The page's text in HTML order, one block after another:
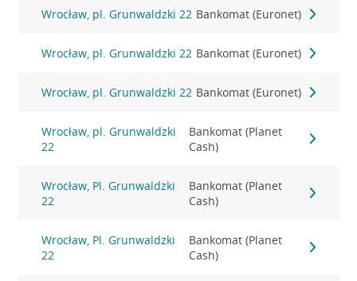
Wrocław, pl. Grunwaldzki 22 Bankomat (Euronet)
Wrocław, pl. Grunwaldzki 22 Bankomat (Euronet)
Wrocław, pl. Grunwaldzki 22 Bankomat (Euronet)
Wrocław, pl. Grunwaldzki
22
Bankomat (Planet
Cash)
Wrocław, Pl. Grunwaldzki
22
Bankomat (Planet
Cash)
Wrocław, Pl. Grunwaldzki
22
Bankomat (Planet
Cash)